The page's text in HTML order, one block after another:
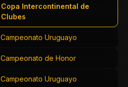
Copa Intercontinental de
Clubes
Campeonato Uruguayo
Campeonato de Honor
Campeonato Uruguayo